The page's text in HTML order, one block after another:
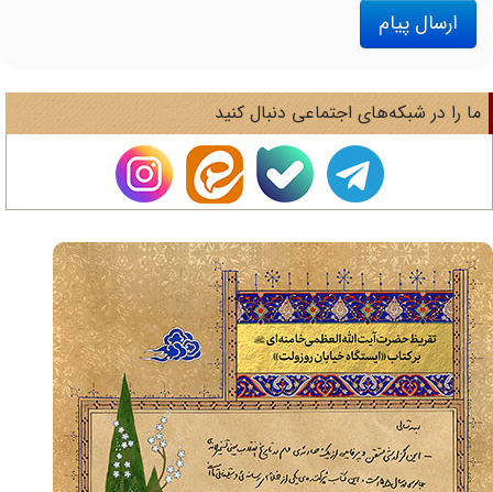
ارسال پیام
را در شبکه‌های اجتماعی دنبال کنید